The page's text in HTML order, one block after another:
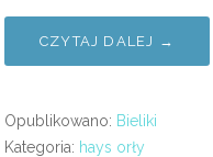
CZYTAJ DALEJ →
Opublikowano: Bieliki
Kategoria: hays orły